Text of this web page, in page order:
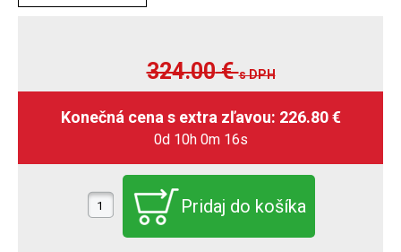
324.00€s DPH
0d 10h 0m 15s